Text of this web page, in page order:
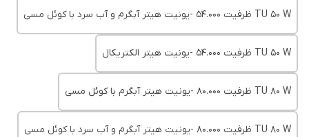
TU 50 W ظرفیت 54.000 -یونیت هیتر آبگرم و آب سرد با کوئل مسی
TU 50 W ظرفیت 54.000 -یونیت هیتر الکتریکال
TU 80 W ظرفیت 80.000 -یونیت هیتر آبگرم با کوئل مسی
TU 80 W ظرفیت 80.000 -یونیت هیتر آبگرم و آب سرد با کوئل مسی